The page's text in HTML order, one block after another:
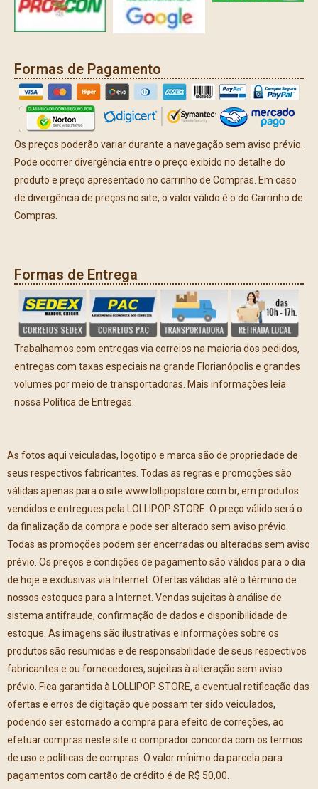
Formas de Pagamento
Os preços poderão variar durante a navegação sem aviso prévio.
Pode ocorrer divergência entre o preço exibido no detalhe do
produto e preço apresentado no carrinho de Compras. Em caso
de divergência de preços no site, o valor válido é o do Carrinho de
Compras.
Formas de Entrega
Trabalhamos com entregas via correios na maioria dos pedidos,
entregas com taxas especiais na grande Florianópolis e grandes
volumes por meio de transportadoras. Mais informações leia
nossa Política de Entregas.
As fotos aqui veiculadas, logotipo e marca são de propriedade de
seus respectivos fabricantes. Todas as regras e promoções são
válidas apenas para o site www.lollipopstore.com.br, em produtos
vendidos e entregues pela LOLLIPOP STORE. O preço válido será o
da finalização da compra e pode ser alterado sem aviso prévio.
Todas as promoções podem ser encerradas ou alteradas sem aviso
prévio. Os preços e condições de pagamento são válidos para o dia
de hoje e exclusivas via Internet. Ofertas válidas até o término de
nossos estoques para a Internet. Vendas sujeitas à análise de
sistema antifraude, confirmação de dados e disponibilidade de
estoque. As imagens são ilustrativas e informações sobre os
produtos são resumidas e de responsabilidade de seus respectivos
fabricantes e ou fornecedores, sujeitas à alteração sem aviso
prévio. Fica garantida à LOLLIPOP STORE, a eventual retificação das
ofertas e erros de digitação que possam ter sido veiculados,
podendo ser estornado a compra para efeito de correções, ao
efetuar compras neste site o comprador concorda com os termos
de uso e políticas de compras. O valor mínimo da parcela para
pagamentos com cartão de crédito é de R$ 50,00.